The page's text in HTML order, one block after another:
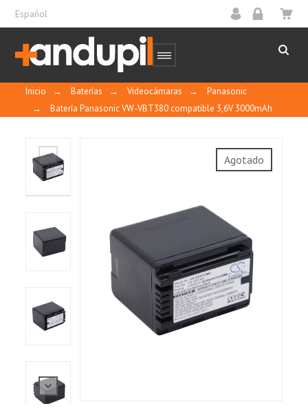
Español
Inicio → Baterías → Videocámaras →
Panasonic
→
Batería Panasonic VW-VBT380 compatible 3,6V 3000mAh
Agotado